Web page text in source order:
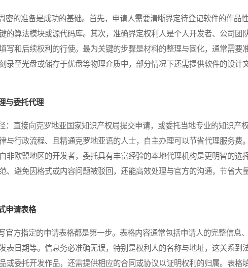
的准备是成功的基础。首先，申请人需要清晰界定待登记软件的作品性
的算法模块或源代码库。其次，准确界定权利人是个人开发者、公司团
写和后续权利的行使。最为关键的步骤是材料的整理与固化，通常需要
录至光盘或储存于优盘等物理介质中，部分情况下还需提供软件的设计
与委托代理
直接向克罗地亚国家知识产权局提交申请，或委托当地专业的知识产
与行政流程、且精通克罗地亚语的人士，自主办理可以节省代理服务费
非欧盟地区的开发者，委托具有丰富经验的本地代理机构是更明智的选
、避免因格式或内容问题被驳回，还能高效处理与官方的沟通，节省大
申请表格
方指定的申请表格都是第一步。表格内容通常包括申请人的完整信息
表日期等。信息务必准确无误，特别是权利人的名称与地址，这关系到
或委托开发作品，还需提供相应的合同或协议以证明权利的归属。表格